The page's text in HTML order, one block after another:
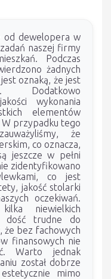
od dewelopera w
naszej firmy
Podczas
żadnych
oznaką, że jest
wykonania
elementów
W przypadku tego
że
co oznacza,
jeszcze w pełni
zidentyfikowano
co jest
jakość stolarki
oczekiwań.
niewielkich
dość trudne do
że bez fachowych
finansowych nie
Warto jednak
został dobrze
mimo